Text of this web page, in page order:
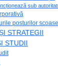
sub
posturilor
STRATEGII
STUDII